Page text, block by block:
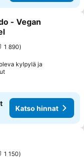
- Vegan
1 890
kylpylä ja
Katso hinnat
1 150